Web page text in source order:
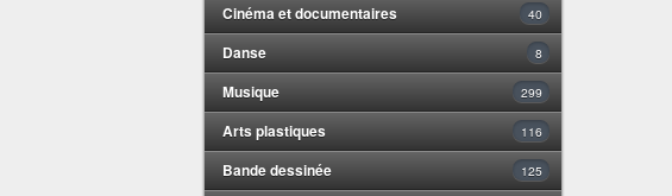
Cinéma et documentaires 40
Danse 8
Musique 299
Arts plastiques 116
Bande dessinée 125